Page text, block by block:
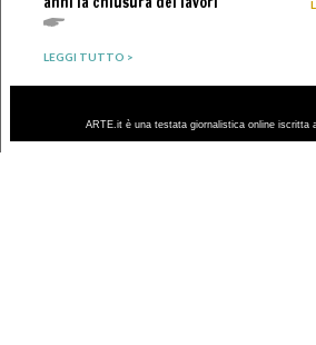
LEGGI TUTTO >
ARTE.it è una testata giornalistica online iscritta